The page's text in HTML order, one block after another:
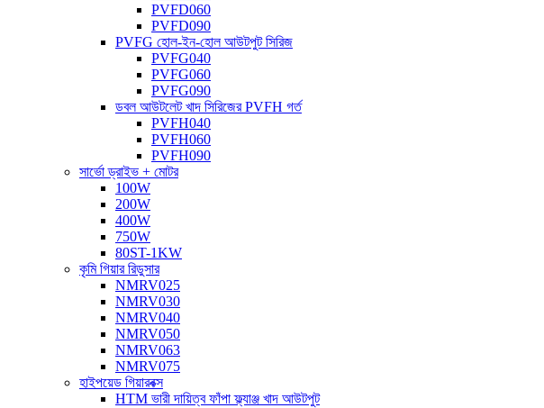
PVFD060
PVFD090
PVFG হোল-ইন-হোল আউটপুট সিরিজ
PVFG040
PVFG060
PVFG090
ডবল আউটলেট খাদ সিরিজের PVFH গর্ত
PVFH040
PVFH060
PVFH090
সার্ভো ড্রাইভ + মোটর
100W
200W
400W
750W
80ST-1KW
কৃমি গিয়ার রিডুসার
NMRV025
NMRV030
NMRV040
NMRV050
NMRV063
NMRV075
হাইপয়েড গিয়ারবক্স
HTM ভারী দায়িত্ব ফাঁপা ফ্ল্যাঞ্জ খাদ আউটপুট